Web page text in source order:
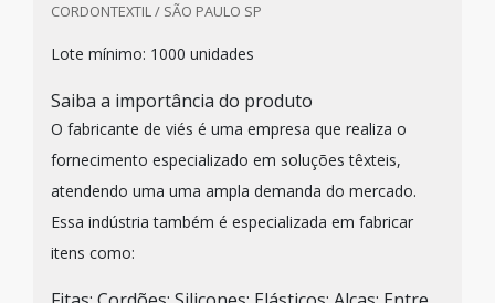
CORDONTEXTIL / SÃO PAULO SP
Lote mínimo: 1000 unidades
Saiba a importância do produto
O fabricante de viés é uma empresa que realiza o
fornecimento especializado em soluções têxteis,
atendendo uma uma ampla demanda do mercado.
Essa indústria também é especializada em fabricar
itens como: